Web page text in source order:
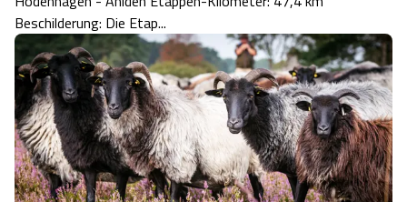
Kontakt
Urlaub auf dem Bauernhof
Landschaftsführungen
Veranstaltungen
Battle Kart Bispingen
Adventure District Bispingen
Unterkünfte
Ausflugsziele
Beschilderung: Die Etap...